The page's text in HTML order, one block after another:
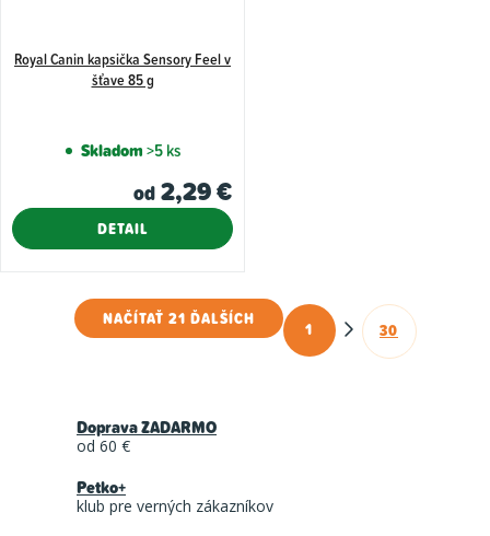
Royal Canin kapsička Sensory Feel v
šťave 85 g
Skladom>5 ks
od2,29 €
DETAIL
O
a
NAČÍTAŤ 21 ĎALŠÍCH
S
1 30
Doprava ZADARMO
od 60 €
Petko+
klub pre verných zákazníkov